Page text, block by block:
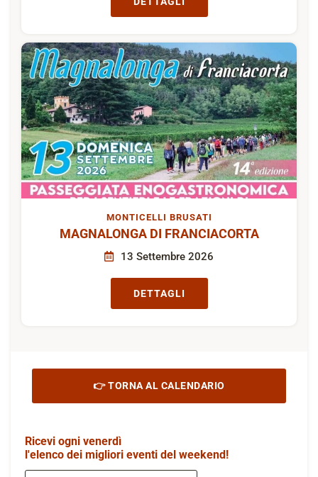
MONTICELLI BRUSATI
MAGNALONGA DI FRANCIACORTA
13 Settembre 2026
DETTAGLI
👉 TORNA AL CALENDARIO
Ricevi ogni venerdì
l'elenco dei migliori eventi del weekend!